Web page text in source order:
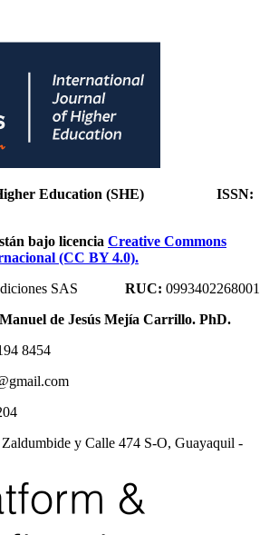
in Higher Education (SHE) ISSN:
bajo licencia Creative Commons
(CC BY 4.0).
Ediciones SAS RUC: 0993402268001
de Jesús Mejía Carrillo. PhD.
8454
y Calle 474 S-O, Guayaquil -